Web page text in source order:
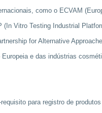
como o ECVAM
(In Vitro Testing Industrial
for Alternative
e das indústrias
para registro de